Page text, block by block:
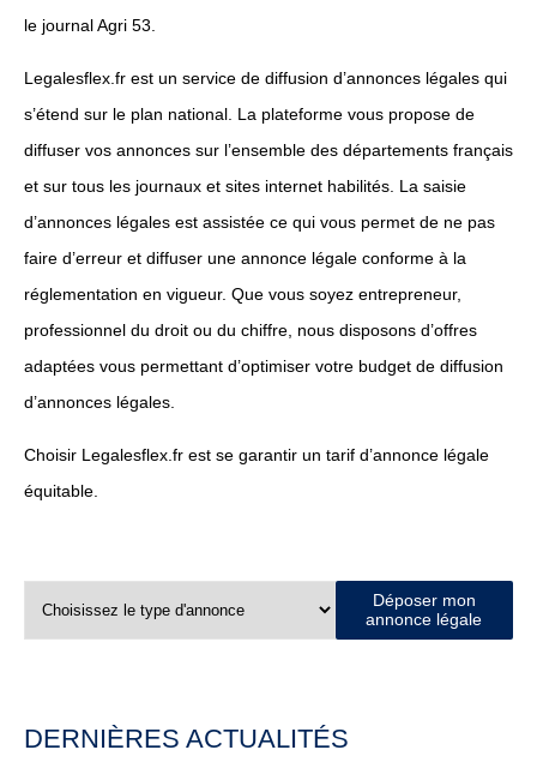
le journal Agri 53.
Legalesflex.fr est un service de diffusion d’annonces légales qui
s’étend sur le plan national. La plateforme vous propose de
diffuser vos annonces sur l’ensemble des départements français
et sur tous les journaux et sites internet habilités. La saisie
d’annonces légales est assistée ce qui vous permet de ne pas
faire d’erreur et diffuser une annonce légale conforme à la
réglementation en vigueur. Que vous soyez entrepreneur,
professionnel du droit ou du chiffre, nous disposons d’offres
adaptées vous permettant d’optimiser votre budget de diffusion
d’annonces légales.
Choisir Legalesflex.fr est se garantir un tarif d’annonce légale
équitable.
Déposer mon
annonce légale
DERNIÈRES ACTUALITÉS